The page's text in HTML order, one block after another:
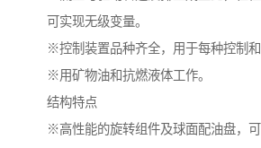
可实现无级变量。
※控制装置品种齐全，用于每种控制和
※用矿物油和抗燃液体工作。
结构特点
※高性能的旋转组件及球面配油盘，可